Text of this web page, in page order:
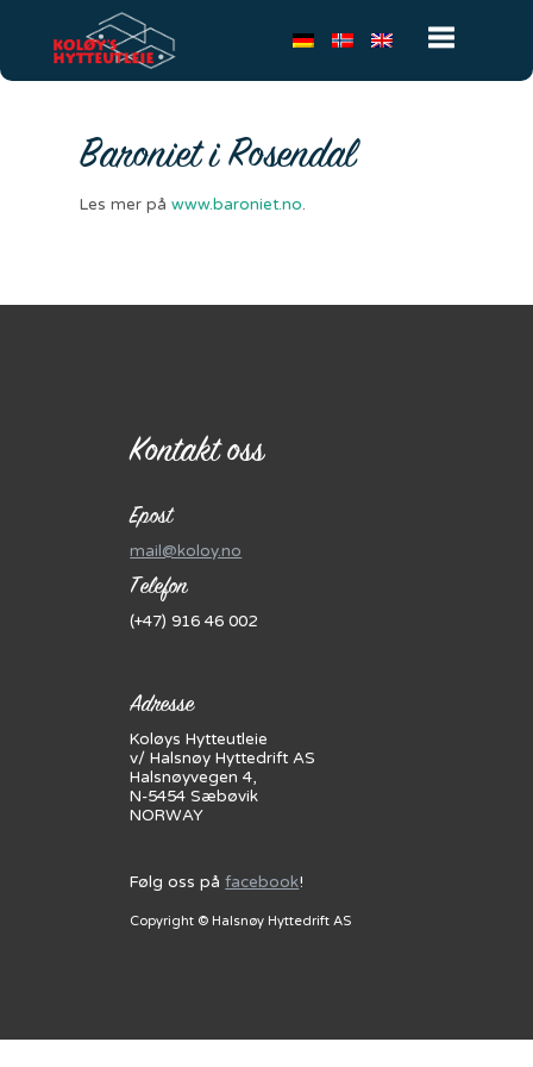
Baroniet i Rosendal
Les mer påwww.baroniet.no.
Kontakt oss
Epost
mail@koloy.no
Telefon
(+47) 916 46 002
Adresse
Koløys Hytteutleie
v/ Halsnøy Hyttedrift AS
Halsnøyvegen 4,
N-5454 Sæbøvik
NORWAY
Følg oss påfacebook!
Copyright © Halsnøy Hyttedrift AS